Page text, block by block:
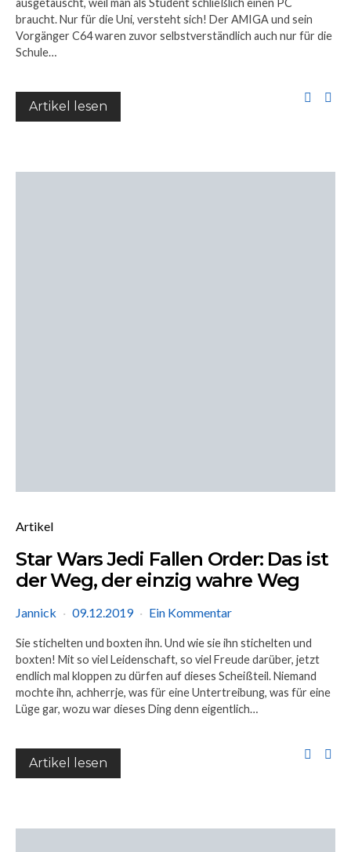
braucht. Nur für die Uni, versteht sich! Der AMIGA und sein
Vorgänger C64 waren zuvor selbstverständlich auch nur für die
Schule…
Artikel lesen
Artikel
Star Wars Jedi Fallen Order: Das ist
der Weg, der einzig wahre Weg
Jannick 09.12.2019 Ein Kommentar
Sie stichelten und boxten ihn. Und wie sie ihn stichelten und
boxten! Mit so viel Leidenschaft, so viel Freude darüber, jetzt
endlich mal kloppen zu dürfen auf dieses Scheißteil. Niemand
mochte ihn, achherrje, was für eine Untertreibung, was für eine
Lüge gar, wozu war dieses Ding denn eigentlich…
Artikel lesen